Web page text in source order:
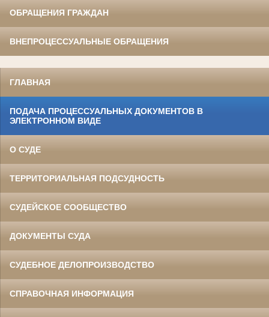
ОБРАЩЕНИЯ ГРАЖДАН
ВНЕПРОЦЕССУАЛЬНЫЕ ОБРАЩЕНИЯ
ГЛАВНАЯ
ПОДАЧА ПРОЦЕССУАЛЬНЫХ ДОКУМЕНТОВ В
ЭЛЕКТРОННОМ ВИДЕ
О СУДЕ
ТЕРРИТОРИАЛЬНАЯ ПОДСУДНОСТЬ
СУДЕЙСКОЕ СООБЩЕСТВО
ДОКУМЕНТЫ СУДА
СУДЕБНОЕ ДЕЛОПРОИЗВОДСТВО
СПРАВОЧНАЯ ИНФОРМАЦИЯ